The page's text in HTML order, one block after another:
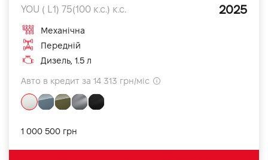
YOU ( L1) 75(100 к.с.) к.с. 2025
Механічна
Передній
Дизель, 1.5 л
Авто в кредит за 14 313 грн/міс
1 000 500 грн